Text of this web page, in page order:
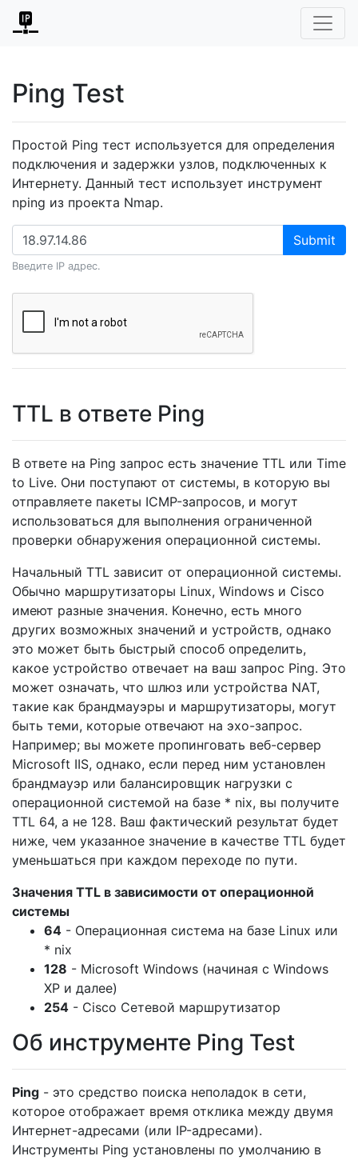
Ping Test
Простой Ping тест используется для определения
подключения и задержки узлов, подключенных к
Интернету. Данный тест использует инструмент
nping из проекта Nmap.
Submit
Введите IP адрес.
TTL в ответе Ping
В ответе на Ping запрос есть значение TTL или Time
to Live. Они поступают от системы, в которую вы
отправляете пакеты ICMP-запросов, и могут
использоваться для выполнения ограниченной
проверки обнаружения операционной системы.
Начальный TTL зависит от операционной системы.
Обычно маршрутизаторы Linux, Windows и Cisco
имеют разные значения. Конечно, есть много
других возможных значений и устройств, однако
это может быть быстрый способ определить,
какое устройство отвечает на ваш запрос Ping. Это
может означать, что шлюз или устройства NAT,
такие как брандмауэры и маршрутизаторы, могут
быть теми, которые отвечают на эхо-запрос.
Например; вы можете пропинговать веб-сервер
Microsoft IIS, однако, если перед ним установлен
брандмауэр или балансировщик нагрузки с
операционной системой на базе * nix, вы получите
TTL 64, а не 128. Ваш фактический результат будет
ниже, чем указанное значение в качестве TTL будет
уменьшаться при каждом переходе по пути.
Значения TTL в зависимости от операционной
системы
64 - Операционная система на базе Linux или
* nix
128 - Microsoft Windows (начиная с Windows
XP и далее)
254 - Cisco Сетевой маршрутизатор
Об инструменте Ping Test
Ping - это средство поиска неполадок в сети,
которое отображает время отклика между двумя
Интернет-адресами (или IP-адресами).
Инструменты Ping установлены по умолчанию в